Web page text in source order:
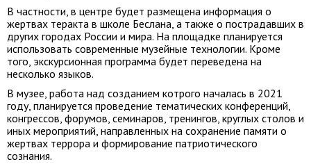
В частности, в центре будет размещена информация о
жертвах теракта в школе Беслана, а также о пострадавших в
других городах России и мира. На площадке планируется
использовать современные музейные технологии. Кроме
того, экскурсионная программа будет переведена на
несколько языков.
В музее, работа над созданием котрого началась в 2021
году, планируется проведение тематических конференций,
конгрессов, форумов, семинаров, тренингов, круглых столов и
иных мероприятий, направленных на сохранение памяти о
жертвах террора и формирование патриотического
сознания.